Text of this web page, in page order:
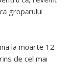
groparului
la moarte 12
de cel mai